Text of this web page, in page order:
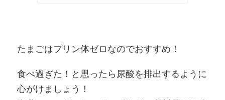
たまごはプリン体ゼロなのでおすすめ！
食べ過ぎた！と思ったら尿酸を排出するように
心がけましょう！